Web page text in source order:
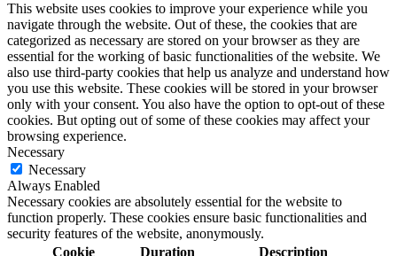
This website uses cookies to improve your experience while you
navigate through the website. Out of these, the cookies that are
categorized as necessary are stored on your browser as they are
essential for the working of basic functionalities of the website. We
also use third-party cookies that help us analyze and understand how
you use this website. These cookies will be stored in your browser
only with your consent. You also have the option to opt-out of these
cookies. But opting out of some of these cookies may affect your
browsing experience.
Necessary
Necessary
Always Enabled
Necessary cookies are absolutely essential for the website to
function properly. These cookies ensure basic functionalities and
security features of the website, anonymously.
Cookie
Duration Description